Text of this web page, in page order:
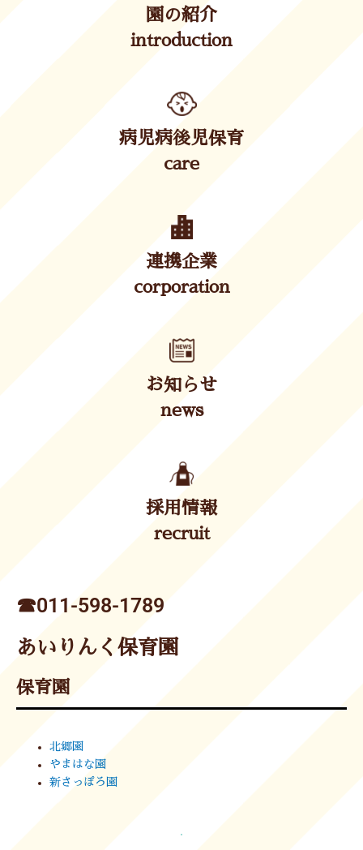
園の紹介
introduction
病児病後児保育
care
連携企業
corporation
お知らせ
news
採用情報
recruit
☎︎011-598-1789
あいりんく保育園
保育園
北郷園
やまはな園
新さっぽろ園